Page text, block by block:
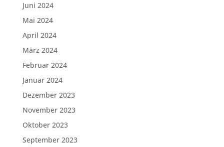
Juni 2024
Mai 2024
April 2024
März 2024
Februar 2024
Januar 2024
Dezember 2023
November 2023
Oktober 2023
September 2023